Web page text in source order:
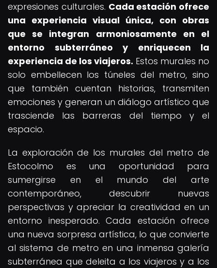
expresiones culturales. Cada estación ofrece
una experiencia visual única, con obras
que se integran armoniosamente en el
entorno subterráneo y enriquecen la
experiencia de los viajeros. Estos murales no
solo embellecen los túneles del metro, sino
que también cuentan historias, transmiten
emociones y generan un diálogo artístico que
trasciende las barreras del tiempo y el
espacio.
La exploración de los murales del metro de
Estocolmo es una oportunidad para
sumergirse en el mundo del arte
contemporáneo, descubrir nuevas
perspectivas y apreciar la creatividad en un
entorno inesperado. Cada estación ofrece
una nueva sorpresa artística, lo que convierte
al sistema de metro en una inmensa galería
subterránea que deleita a los viajeros y a los